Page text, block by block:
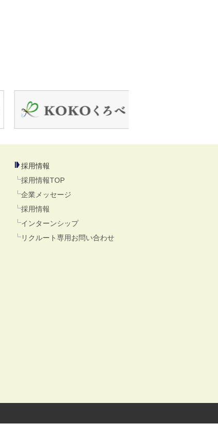
採用情報
採用情報TOP
企業メッセージ
採用情報
インターンシップ
リクルート専用お問い合わせ